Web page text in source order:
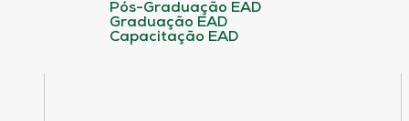
Pós-Graduação EAD
Graduação EAD
Capacitação EAD